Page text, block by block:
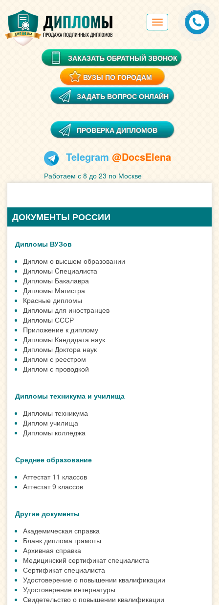
Toggle
navigation
ЗАКАЗАТЬ ОБРАТНЫЙ ЗВОНОК
ВУЗЫ ПО ГОРОДАМ
ЗАДАТЬ ВОПРОС ОНЛАЙН
ПРОВЕРКА ДИПЛОМОВ
Telegram @DocsElena
Работаем с 8 до 23 по Москве
ДОКУМЕНТЫ РОССИИ
Дипломы ВУЗов
Диплом о высшем образовании
Дипломы Cпециалиста
Дипломы Бакалавра
Дипломы Магистра
Красные дипломы
Дипломы для иностранцев
Дипломы СССР
Приложение к диплому
Дипломы Кандидата наук
Дипломы Доктора наук
Диплом с реестром
Диплом с проводкой
Дипломы техникума и училища
Дипломы техникума
Диплом училища
Дипломы колледжа
Среднее образование
Аттестат 11 классов
Аттестат 9 классов
Другие документы
Академическая справка
Бланк диплома грамоты
Архивная справка
Медицинский сертификат специалиста
Сертификат специалиста
Удостоверение о повышении квалификации
Удостоверение интернатуры
Свидетельство о повышении квалификации